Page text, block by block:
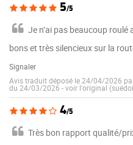
5/5
Je n’ai pas beaucoup roulé
bons et très silencieux sur la
Signaler
Avis traduit déposé le 24/04/2026
du 24/03/2026 -voir l'original
4/5
Très bon rapport qualité/